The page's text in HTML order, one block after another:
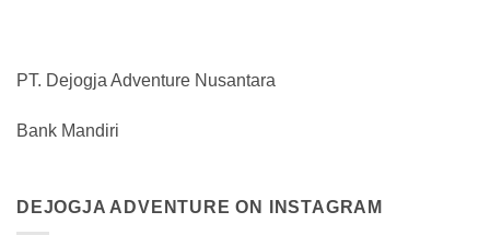
PT. Dejogja Adventure Nusantara
Bank Mandiri
DEJOGJA ADVENTURE ON INSTAGRAM